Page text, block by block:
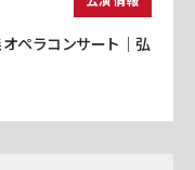
オペラコンサート｜弘